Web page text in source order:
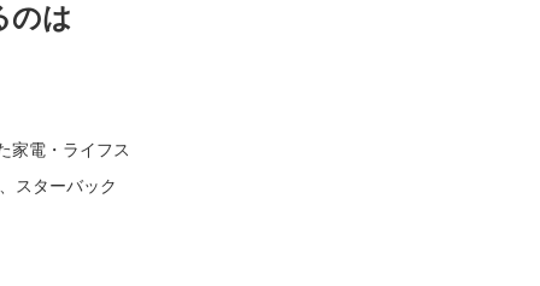
蔦
のは
家電・ライフス
スターバック